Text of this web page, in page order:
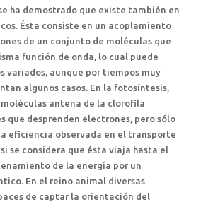
ha demostrado que existe también en
Ésta consiste en un acoplamiento
de un conjunto de moléculas que
función de onda, lo cual puede
variados, aunque por tiempos muy
algunos casos. En la fotosíntesis,
antena de la clorofila
que desprenden electrones, pero sólo
eficiencia observada en el transporte
se considera que ésta viaja hasta el
de la energía por un
En el reino animal diversas
de captar la orientación del